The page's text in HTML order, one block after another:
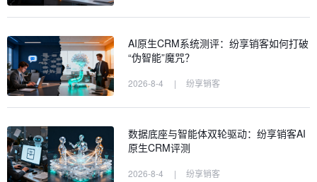
AI原生CRM系统测评：纷享销客如何打破
“伪智能”魔咒？
2026-8-4 | 纷享销客
数据底座与智能体双轮驱动：纷享销客AI
原生CRM评测
2026-8-4 | 纷享销客